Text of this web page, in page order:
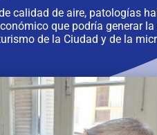
calidad de aire, patologías
que podría generar la
de la Ciudad y de la